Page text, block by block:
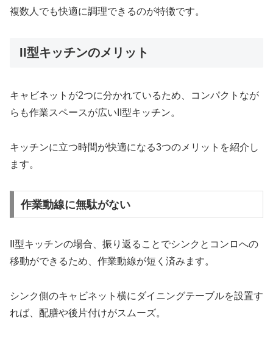
複数人でも快適に調理できるのが特徴です。
II型キッチンのメリット
キャビネットが2つに分かれているため、コンパクトなが
らも作業スペースが広いII型キッチン。
キッチンに立つ時間が快適になる3つのメリットを紹介し
ます。
作業動線に無駄がない
II型キッチンの場合、振り返ることでシンクとコンロへの
移動ができるため、作業動線が短く済みます。
シンク側のキャビネット横にダイニングテーブルを設置す
れば、配膳や後片付けがスムーズ。